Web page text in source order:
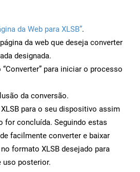
da Web para XLSB”.
da web que deseja converter
designada.
para iniciar o processo
da conversão.
para o seu dispositivo assim
for concluída. Seguindo estas
facilmente converter e baixar
formato XLSB desejado para
uso posterior.